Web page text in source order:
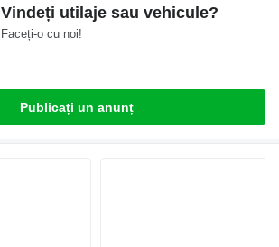
Vindeți utilaje sau vehicule?
Faceți-o cu noi!
Publicați un anunț